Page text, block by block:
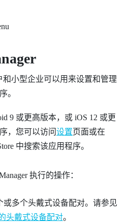
小型企业可以用来设置和管理
。
9 或更高版本，或 iOS 12 或更
，您可以访问设置页面或在
中搜索该应用程序。
执行的操作：
多个头戴式设备配对。请参见
头戴式设备配对。